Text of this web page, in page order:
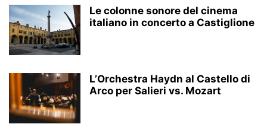
Le colonne sonore del cinema
italiano in concerto a Castiglione
L’Orchestra Haydn al Castello di
Arco per Salieri vs. Mozart